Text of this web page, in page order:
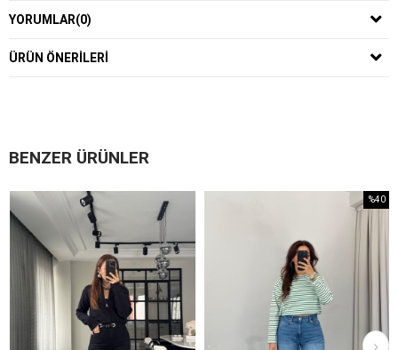
YORUMLAR(0)
ÜRÜN ÖNERILERI
BENZER ÜRÜNLER
%40
İndirim
%40İndirim